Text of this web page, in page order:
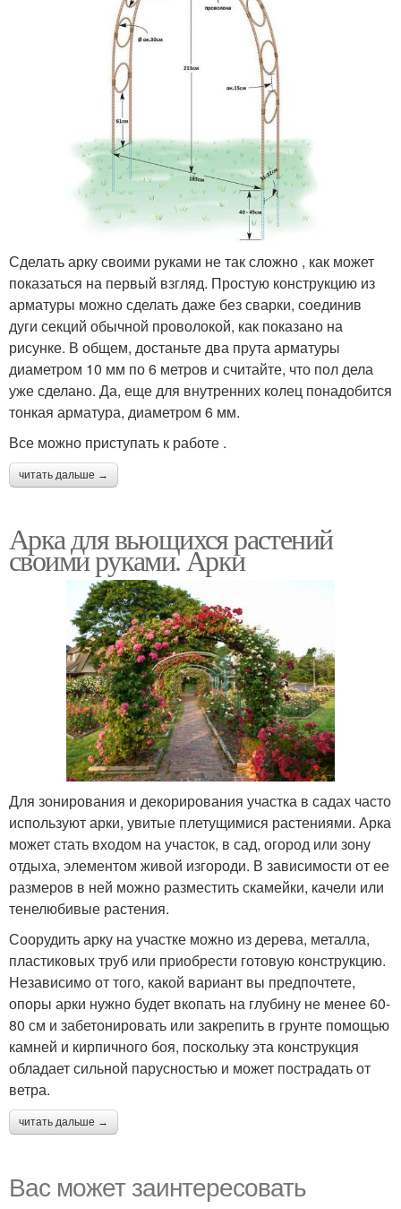
Сделать арку своими руками не так сложно , как может
показаться на первый взгляд. Простую конструкцию из
арматуры можно сделать даже без сварки, соединив
дуги секций обычной проволокой, как показано на
рисунке. В общем, достаньте два прута арматуры
диаметром 10 мм по 6 метров и считайте, что пол дела
уже сделано. Да, еще для внутренних колец понадобится
тонкая арматура, диаметром 6 мм.
Все можно приступать к работе .
читать дальше →
Арка для вьющихся растений
своими руками. Арки
Для зонирования и декорирования участка в садах часто
используют арки, увитые плетущимися растениями. Арка
может стать входом на участок, в сад, огород или зону
отдыха, элементом живой изгороди. В зависимости от ее
размеров в ней можно разместить скамейки, качели или
тенелюбивые растения.
Соорудить арку на участке можно из дерева, металла,
пластиковых труб или приобрести готовую конструкцию.
Независимо от того, какой вариант вы предпочтете,
опоры арки нужно будет вкопать на глубину не менее 60-
80 см и забетонировать или закрепить в грунте помощью
камней и кирпичного боя, поскольку эта конструкция
обладает сильной парусностью и может пострадать от
ветра.
читать дальше →
Вас может заинтересовать